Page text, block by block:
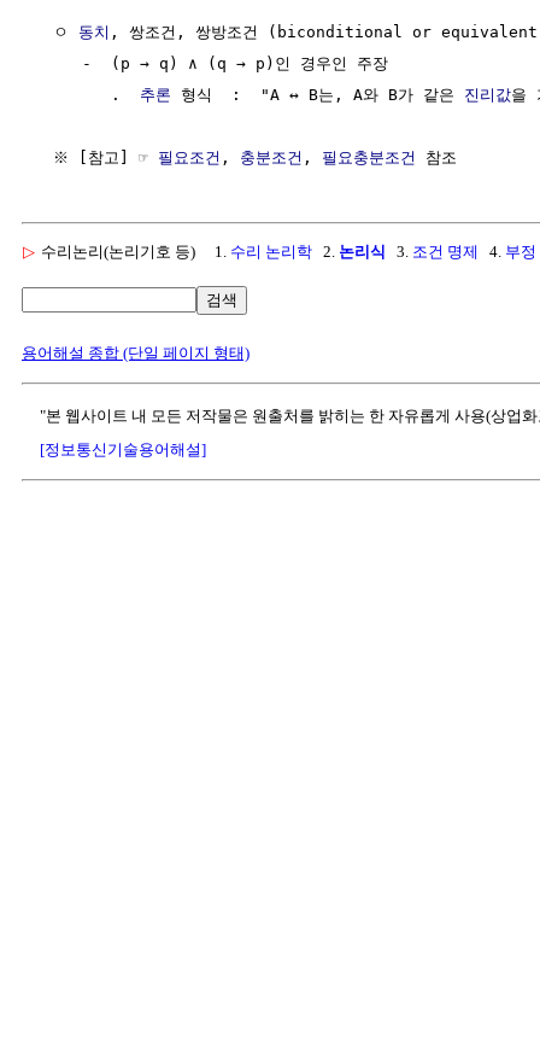
  ㅇ
동치 , 쌍조건, 쌍방조건 (biconditional or
     -  (p → q) ∧ (q → p)인 경우인 주장
        .
추론 형식  :  "A ↔ B는, A와 B가 같은 진리값을
  ※ [참고] ☞
필요조건 , 충분조건 , 필요충분조건
▷ 수리논리(논리기호 등) 1. 수리 논리학 2. 논리식 3. 조건 명제 4. 부정
검색
용어해설 종합 (단일 페이지 형태)
"본 웹사이트 내 모든 저작물은 원출처를 밝히는 한 자유롭게 사용(상업
[정보통신기술용어해설]